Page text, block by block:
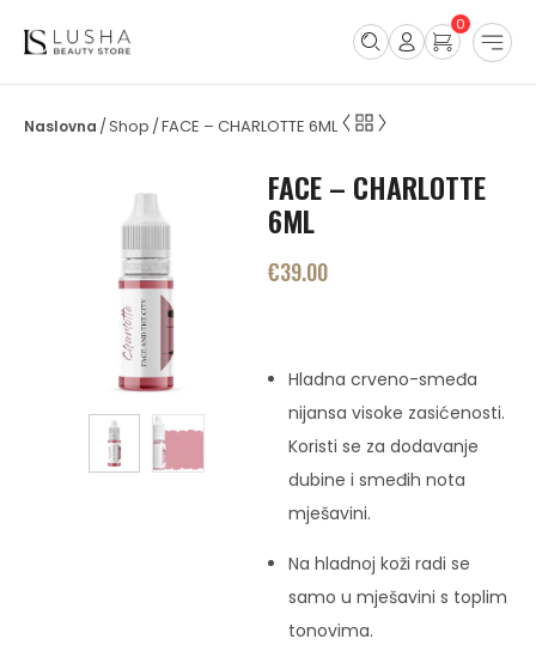
0
/Shop /FACE – CHARLOTTE 6ML
FACE – CHARLOTTE
6ML
€39.00
Hladna crveno-smeđa
nijansa visoke zasićenosti.
Koristi se za dodavanje
dubine i smeđih nota
mješavini.
Na hladnoj koži radi se
samo u mješavini s toplim
tonovima.